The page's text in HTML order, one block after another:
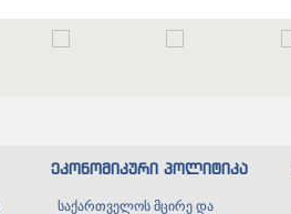
ეკონომიკური პოლიტიკა
საქართველოს მცირე და